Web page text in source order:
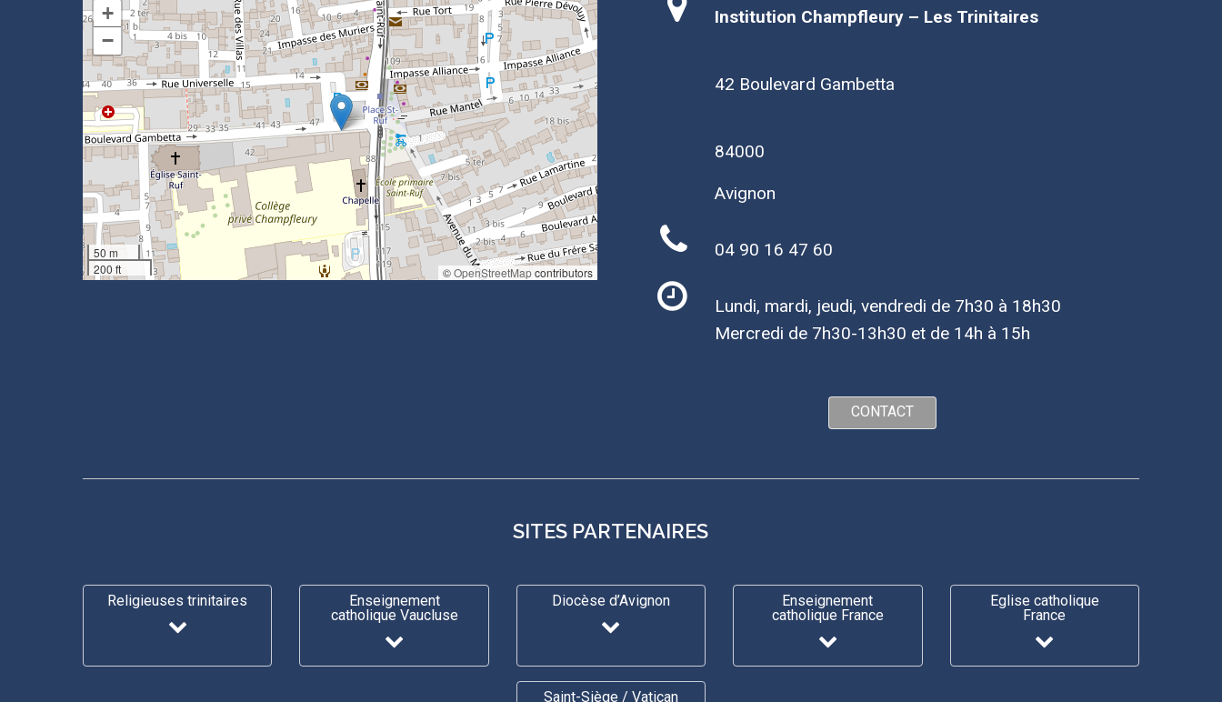
+
−
50 m
200 ft
©OpenStreetMapcontributors
Institution Champfleury – Les Trinitaires
42 Boulevard Gambetta
84000
Avignon
04 90 16 47 60
Lundi, mardi, jeudi, vendredi de 7h30 à 18h30
Mercredi de 7h30-13h30 et de 14h à 15h
CONTACT
SITES PARTENAIRES
Religieuses trinitaires
Enseignement
catholique Vaucluse
Diocèse d’Avignon
Enseignement
catholique France
Eglise catholique
France
Saint-Siège / Vatican